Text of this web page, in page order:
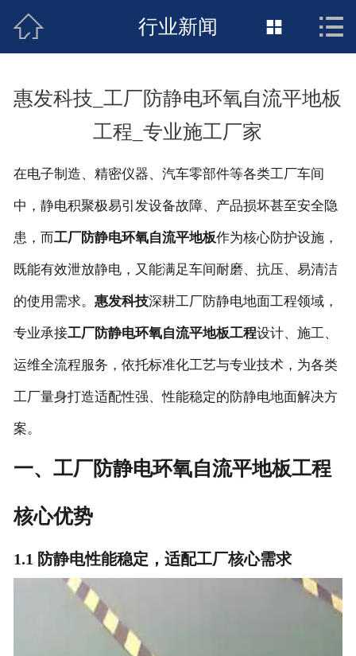
接地工程首页
新闻动态
案例展示
联络惠发
 行业新闻  
惠发科技_工厂防静电环氧自流平地板
工程_专业施工厂家
在电子制造、精密仪器、汽车零部件等各类工厂车间
中，静电积聚极易引发设备故障、产品损坏甚至安全隐
患，而工厂防静电环氧自流平地板作为核心防护设施，
既能有效泄放静电，又能满足车间耐磨、抗压、易清洁
的使用需求。 惠发科技深耕工厂防静电地面工程领域，
专业承接工厂防静电环氧自流平地板工程设计、施工、
运维全流程服务，依托标准化工艺与专业技术，为各类
工厂量身打造适配性强、性能稳定的防静电地面解决方
案。
一、工厂防静电环氧自流平地板工程
核心优势
1.1 防静电性能稳定，适配工厂核心需求